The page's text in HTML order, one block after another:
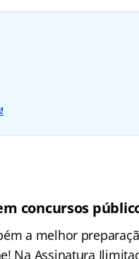
concursos
a melhor
Na Assinatura